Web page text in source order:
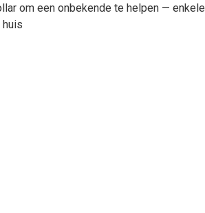
om een onbekende te helpen — enkele